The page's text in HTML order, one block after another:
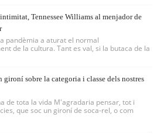
Tennessee Williams al menjador de
pandèmia a aturat el normal
de la cultura. Tant es val, si la butaca de la
gironí sobre la categoria i classe dels nostres
de tota la vida M'agradaria pensar, tot i
que soc un gironí de soca-rel, o com